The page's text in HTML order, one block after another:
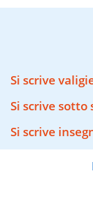
Si scrive
Si scrive sotto
Si scrive